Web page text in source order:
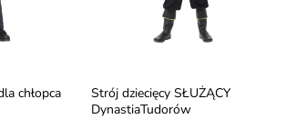
chłopca
Strój dziecięcy SŁUŻĄCY
DynastiaTudorów